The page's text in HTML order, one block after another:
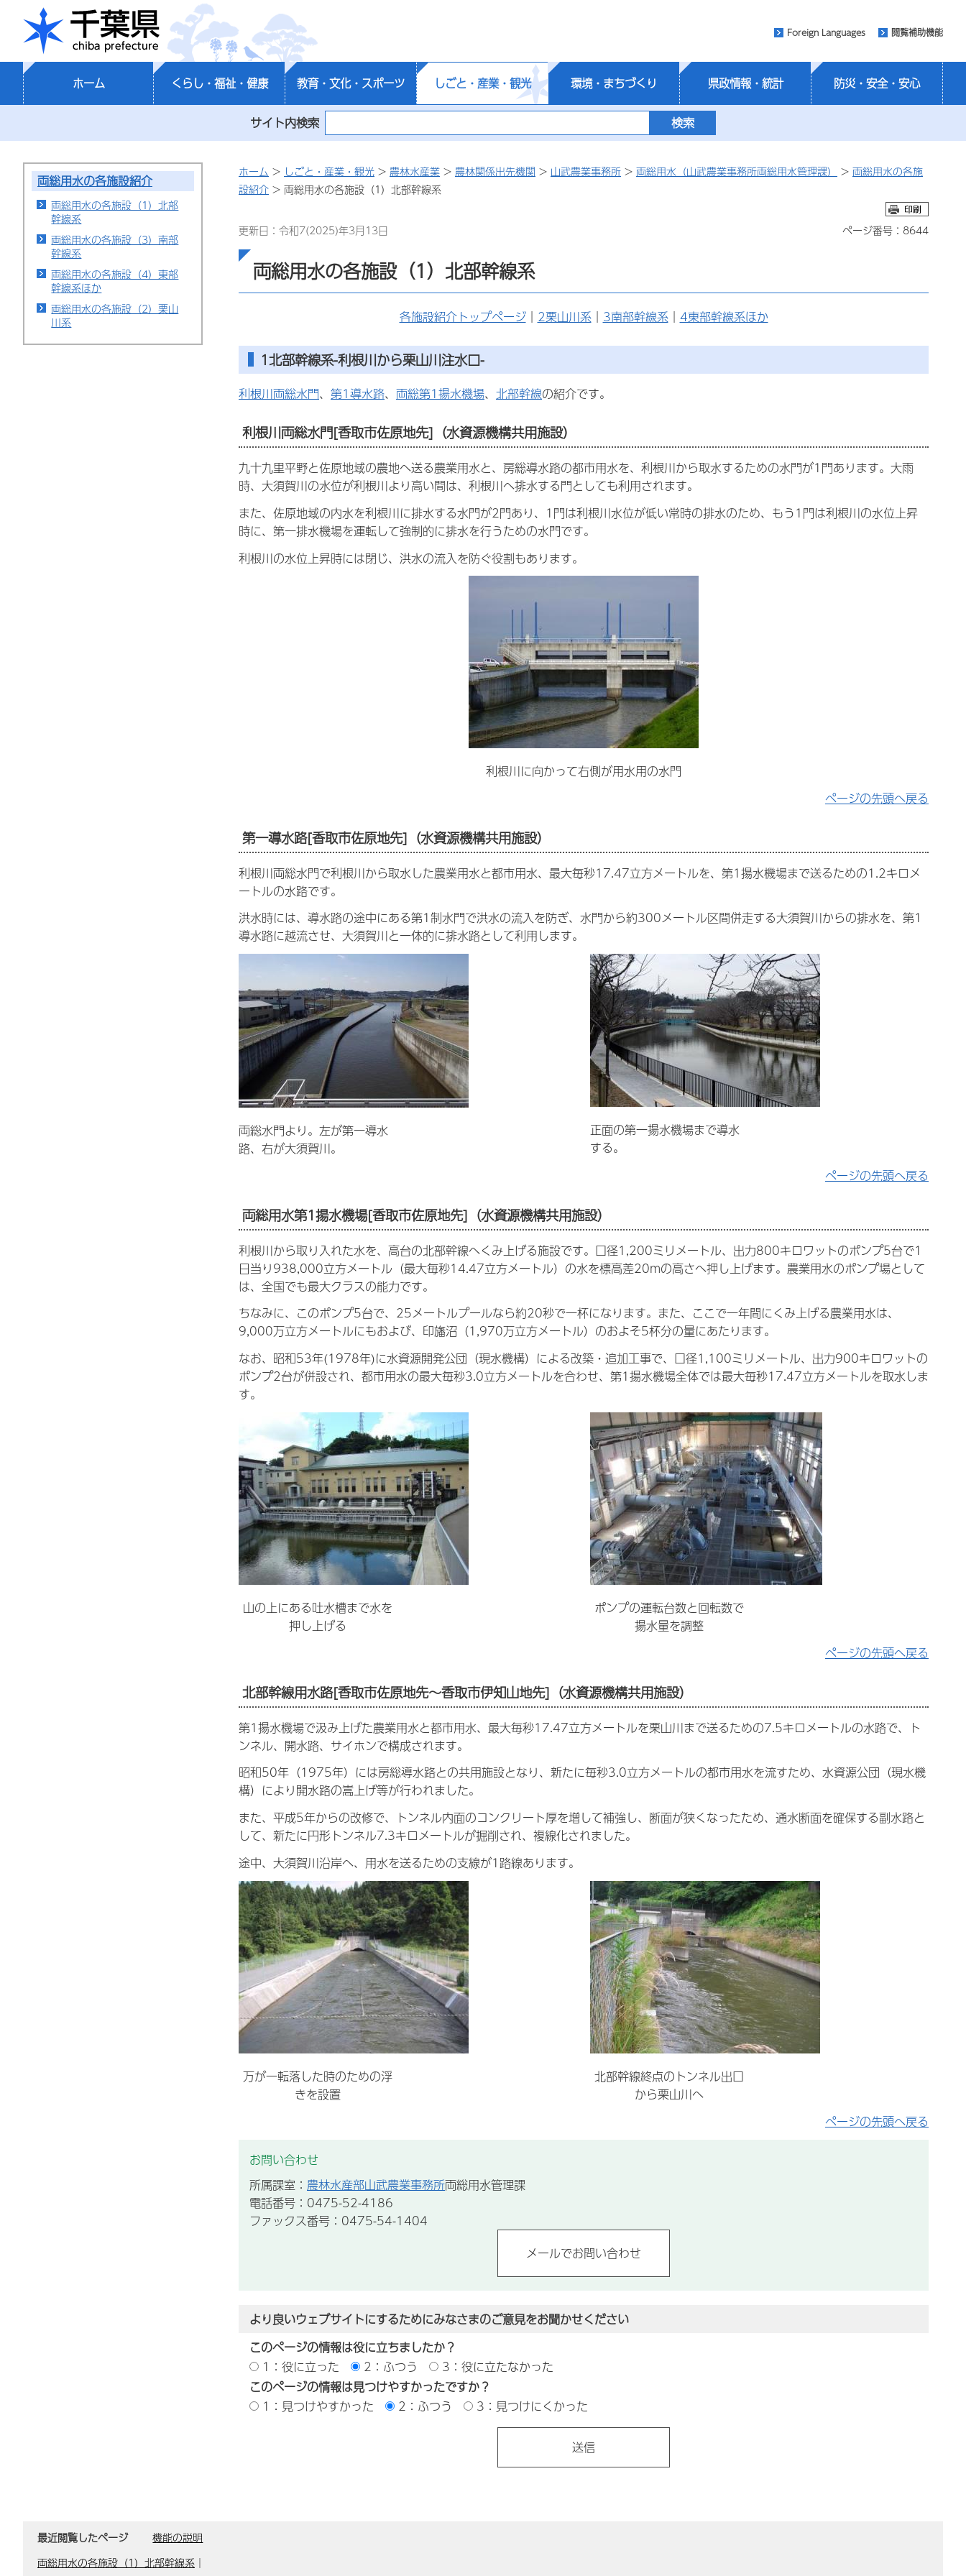
千葉県
Foreign Languages 閲覧補助機能
ホーム くらし・福祉・健康 教育・文化・スポーツ しごと・産業・観光 環境・まちづくり 県政情報・統計 防災・安全・安心
サイト内検索
両総用水の各施設紹介
両総用水の各施設（1）北部
幹線系
両総用水の各施設（3）南部
幹線系
両総用水の各施設（4）東部
幹線系ほか
両総用水の各施設（2）栗山
川系
ホーム > しごと・産業・観光 > 農林水産業 > 農林関係出先機関 > 山武農業事務所 > 両総用水（山武農業事務所両総用水管理課） > 両総用水の各施
設紹介 > 両総用水の各施設（1）北部幹線系
更新日：令和7(2025)年3月13日 ページ番号：8644
両総用水の各施設（1）北部幹線系
各施設紹介トップページ｜ 2栗山川系｜ 3南部幹線系｜ 4東部幹線系ほか
1北部幹線系-利根川から栗山川注水口-
利根川両総水門、 第1導水路、 両総第1揚水機場、 北部幹線の紹介です。
利根川両総水門[香取市佐原地先]（水資源機構共用施設）
九十九里平野と佐原地域の農地へ送る農業用水と、房総導水路の都市用水を、利根川から取水するための水門が1門あります。大雨
時、大須賀川の水位が利根川より高い間は、利根川へ排水する門としても利用されます。
また、佐原地域の内水を利根川に排水する水門が2門あり、1門は利根川水位が低い常時の排水のため、もう1門は利根川の水位上昇
時に、第一排水機場を運転して強制的に排水を行うための水門です。
利根川の水位上昇時には閉じ、洪水の流入を防ぐ役割もあります。
利根川に向かって右側が用水用の水門
ページの先頭へ戻る
第一導水路[香取市佐原地先] （水資源機構共用施設）
利根川両総水門で利根川から取水した農業用水と都市用水、最大毎秒17.47立方メートルを、第1揚水機場まで送るための1.2キロメ
ートルの水路です。
洪水時には、導水路の途中にある第1制水門で洪水の流入を防ぎ、水門から約300メートル区間併走する大須賀川からの排水を、第1
導水路に越流させ、大須賀川と一体的に排水路として利用します。
両総水門より。左が第一導水
路、右が大須賀川。
正面の第一揚水機場まで導水
する。
ページの先頭へ戻る
両総用水第1揚水機場[香取市佐原地先]（水資源機構共用施設）
利根川から取り入れた水を、高台の北部幹線へくみ上げる施設です。口径1,200ミリメートル、出力800キロワットのポンプ5台で1
日当り938,000立方メートル（最大毎秒14.47立方メートル）の水を標高差20mの高さへ押し上げます。農業用水のポンプ場として
は、全国でも最大クラスの能力です。
ちなみに、このポンプ5台で、25メートルプールなら約20秒で一杯になります。また、ここで一年間にくみ上げる農業用水は、
9,000万立方メートルにもおよび、印旛沼（1,970万立方メートル）のおよそ5杯分の量にあたります。
なお、昭和53年(1978年)に水資源開発公団（現水機構）による改築・追加工事で、口径1,100ミリメートル、出力900キロワットの
ポンプ2台が併設され、都市用水の最大毎秒3.0立方メートルを合わせ、第1揚水機場全体では最大毎秒17.47立方メートルを取水しま
す。
山の上にある吐水槽まで水を
押し上げる
ポンプの運転台数と回転数で
揚水量を調整
ページの先頭へ戻る
北部幹線用水路[香取市佐原地先～香取市伊知山地先]（水資源機構共用施設）
第1揚水機場で汲み上げた農業用水と都市用水、最大毎秒17.47立方メートルを栗山川まで送るための7.5キロメートルの水路で、ト
ンネル、開水路、サイホンで構成されます。
昭和50年（1975年）には房総導水路との共用施設となり、新たに毎秒3.0立方メートルの都市用水を流すため、水資源公団（現水機
構）により開水路の嵩上げ等が行われました。
また、平成5年からの改修で、トンネル内面のコンクリート厚を増して補強し、断面が狭くなったため、通水断面を確保する副水路と
して、新たに円形トンネル7.3キロメートルが掘削され、複線化されました。
途中、大須賀川沿岸へ、用水を送るための支線が1路線あります。
万が一転落した時のための浮
きを設置
北部幹線終点のトンネル出口
から栗山川へ
ページの先頭へ戻る
お問い合わせ
所属課室： 農林水産部山武農業事務所両総用水管理課
電話番号：0475-52-4186
ファックス番号：0475-54-1404
より良いウェブサイトにするためにみなさまのご意見をお聞かせください
このページの情報は役に立ちましたか？
1：役に立った
2：ふつう
3：役に立たなかった
このページの情報は見つけやすかったですか？
1：見つけやすかった
2：ふつう 3：見つけにくかった
最近閲覧したページ
機能の説明
両総用水の各施設（1）北部幹線系 ｜